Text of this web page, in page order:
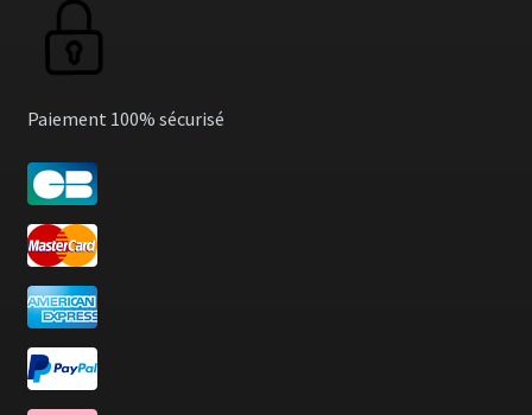
Paiement 100% sécurisé